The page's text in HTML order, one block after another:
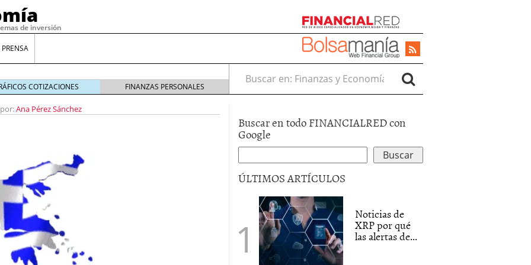
de inversión
¿Por qué el Préstamo Promotor privado
12 de diciembre de 2025
aprovechar esta opción para gestionar tus
de 2025
es una decisión financiera: cómo anticiparte
COTIZACIONES FINANZAS PERSONALES
Buscar en:
Ana Pérez Sánchez
Buscar en todo FINANCIALRED con
Google
ÚLTIMOS ARTÍCULOS
Noticias de
XRP por qué
las alertas de...